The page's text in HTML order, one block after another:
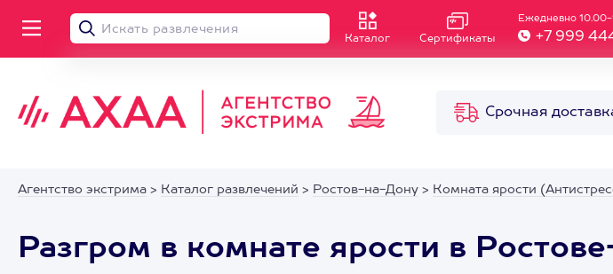
Каталог Сертификаты
Ежедневно 10.00-
+7 999
Срочная
Агентство экстрима > Каталог развлечений > Ростов-на-Дону > Комната ярости
Разгром в комнате ярости в